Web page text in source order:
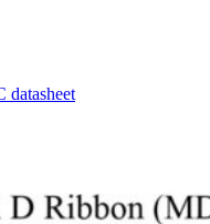
datasheet